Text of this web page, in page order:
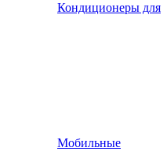
Кондиционеры для
Мобильные